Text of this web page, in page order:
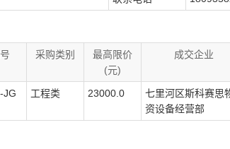
采购类别
最高限价
(元)
成交企业
JG
工程类 23000.0
七里河区斯科赛思
资设备经营部